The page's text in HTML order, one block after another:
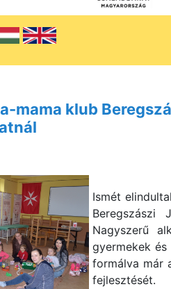
mama klub
Ismét
Beregszászi
Nagyszerű
gyermekek
formálva már
fejlesztését.